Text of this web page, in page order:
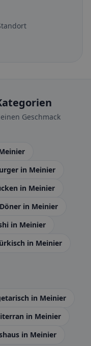
Geschmack
in Meinier
in Meinier
Döner in Meinier
in Meinier
in Meinier
in Meinier
in Meinier
in Meinier